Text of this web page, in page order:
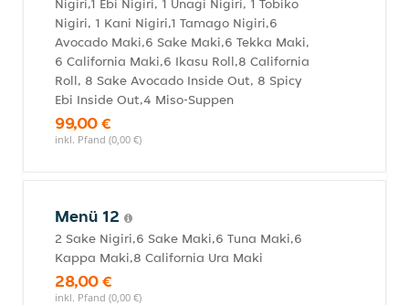
Nigiri,1 Ebi Nigiri, 1 Unagi Nigiri, 1 Tobiko
Nigiri, 1 Kani Nigiri,1 Tamago Nigiri,6
Avocado Maki,6 Sake Maki,6 Tekka Maki,
6 California Maki,6 Ikasu Roll,8 California
Roll, 8 Sake Avocado Inside Out, 8 Spicy
Ebi Inside Out,4 Miso-Suppen
99,00 €
inkl. Pfand (0,00 €)
Menü 12
2 Sake Nigiri,6 Sake Maki,6 Tuna Maki,6
Kappa Maki,8 California Ura Maki
28,00 €
inkl. Pfand (0,00 €)